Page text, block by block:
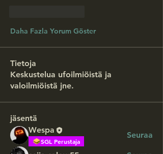
Daha Fazla Yorum Göster
Tietoja
Keskustelua ufoilmiöistä ja
valoilmiöistä jne.
jäsentä
Wespa
SGL Perustaja
Seuraa